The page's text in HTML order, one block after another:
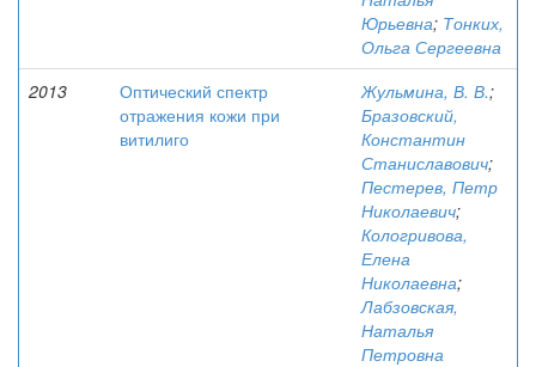
Юрьевна; Тонких,
Ольга Сергеевна
2013
Оптический спектр
отражения кожи при
витилиго
Жульмина, В. В.;
Бразовский,
Константин
Станиславович;
Пестерев, Петр
Николаевич;
Кологривова,
Елена
Николаевна;
Лабзовская,
Наталья
Петровна